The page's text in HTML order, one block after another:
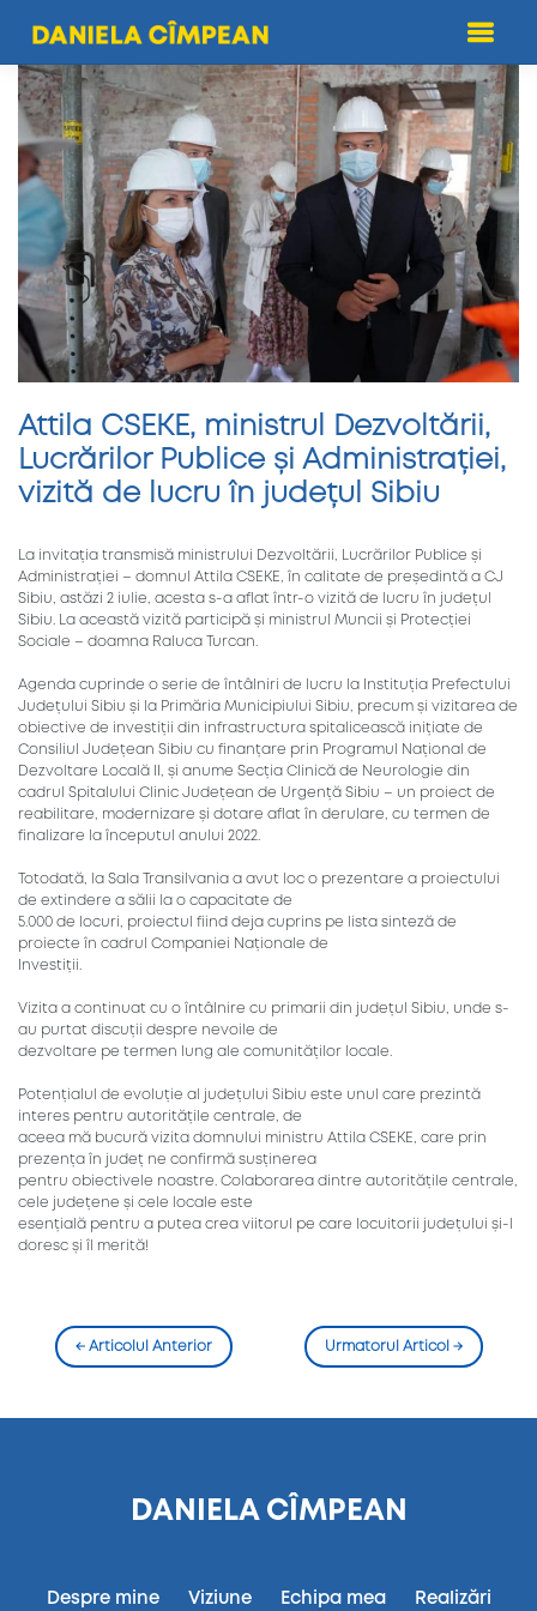
Attila CSEKE, ministrul Dezvoltării,
Lucrărilor Publice și Administrației,
vizită de lucru în județul Sibiu
La invitația transmisă ministrului Dezvoltării, Lucrărilor Publice și
Administrației – domnul Attila CSEKE, în calitate de președintă a CJ
Sibiu, astăzi 2 iulie, acesta s-a aflat într-o vizită de lucru în județul
Sibiu. La această vizită participă și ministrul Muncii și Protecției
Sociale – doamna Raluca Turcan.
Agenda cuprinde o serie de întâlniri de lucru la Instituția Prefectului
Județului Sibiu și la Primăria Municipiului Sibiu, precum și vizitarea de
obiective de investiții din infrastructura spitalicească inițiate de
Consiliul Județean Sibiu cu finanțare prin Programul Național de
Dezvoltare Locală II, și anume Secția Clinică de Neurologie din
cadrul Spitalului Clinic Județean de Urgență Sibiu – un proiect de
reabilitare, modernizare și dotare aflat în derulare, cu termen de
finalizare la începutul anului 2022.
Totodată, la Sala Transilvania a avut loc o prezentare a proiectului
de extindere a sălii la o capacitate de
5.000 de locuri, proiectul fiind deja cuprins pe lista sinteză de
proiecte în cadrul Companiei Naționale de
Investiții.
Vizita a continuat cu o întâlnire cu primarii din județul Sibiu, unde s-
au purtat discuții despre nevoile de
dezvoltare pe termen lung ale comunităților locale.
Potențialul de evoluție al județului Sibiu este unul care prezintă
interes pentru autoritățile centrale, de
aceea mă bucură vizita domnului ministru Attila CSEKE, care prin
prezența în județ ne confirmă susținerea
pentru obiectivele noastre. Colaborarea dintre autoritățile centrale,
cele județene și cele locale este
esențială pentru a putea crea viitorul pe care locuitorii județului și-l
doresc și îl merită!
←Articolul Anterior Urmatorul Articol →
DANIELA CÎMPEAN
Despre mine Viziune Echipa mea Realizări